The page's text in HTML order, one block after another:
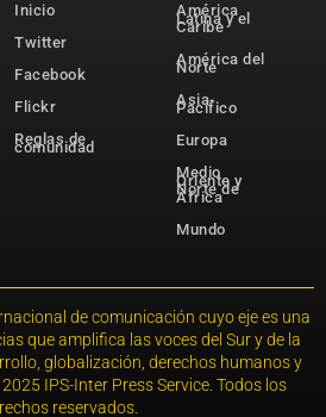
Inicio
Twitter
Facebook
Flickr
Reglas de
comunidad
América
Latina y el
Caribe
América del
Norte
Asia-
Pacífico
Europa
Medio
Oriente y
Norte de
África
Mundo
de comunicación cuyo eje es una
que amplifica las voces del Sur y de la
globalización, derechos humanos y
IPS-Inter Press Service. Todos los
reservados.